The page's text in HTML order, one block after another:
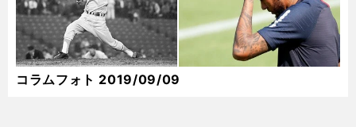
コラムフォト 2019/09/09